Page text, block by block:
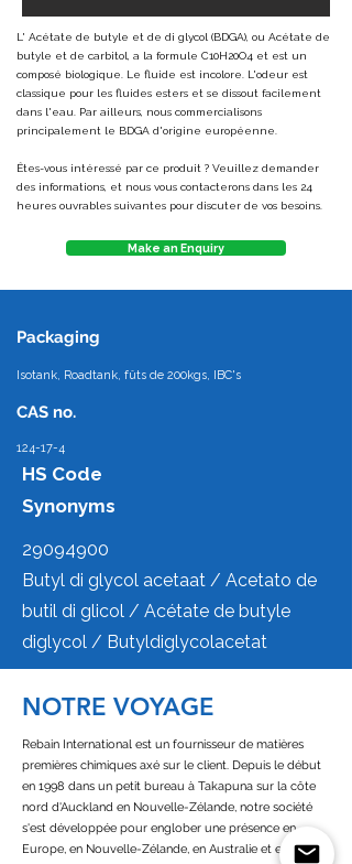
L' Acétate de butyle et de di glycol (BDGA), ou Acétate de
butyle et de carbitol, a la formule C10H20O4 et est un
composé biologique. Le fluide est incolore. L'odeur est
classique pour les fluides esters et se dissout facilement
dans l'eau. Par ailleurs, nous commercialisons
principalement le BDGA d'origine européenne.
Êtes-vous intéressé par ce produit ? Veuillez demander
des informations, et nous vous contacterons dans les 24
heures ouvrables suivantes pour discuter de vos besoins.
Make an Enquiry
Packaging
Isotank, Roadtank, fûts de 200kgs, IBC's
CAS no.
124-17-4
HS Code
Synonyms
29094900
Butyl di glycol acetaat / Acetato de
butil di glicol / Acétate de butyle
diglycol / Butyldiglycolacetat
NOTRE VOYAGE
Rebain International est un fournisseur de matières
premières chimiques axé sur le client. Depuis le début
en 1998 dans un petit bureau à Takapuna sur la côte
nord d'Auckland en Nouvelle-Zélande, notre société
s'est développée pour englober une présence en
Europe, en Nouvelle-Zélande, en Australie et en Afrique